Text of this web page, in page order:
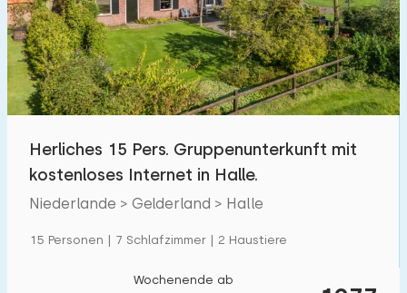
Herliches 15 Pers. Gruppenunterkunft mit
kostenloses Internet in Halle.
Niederlande > Gelderland > Halle
15 Personen | 7 Schlafzimmer | 2 Haustiere
Wochenende ab